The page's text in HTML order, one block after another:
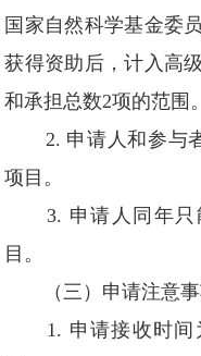
国家自然科学基金委
获得资助后，计入高
和承担总数2项的范围。
2. 申请人和参与者
项目。
3. 申请人同年只
目。
（三）申请注意事
1. 申请接收时间为